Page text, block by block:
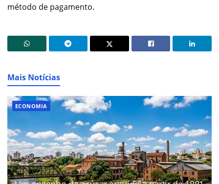
método de pagamento.
Mais Notícias
ECONOMIA